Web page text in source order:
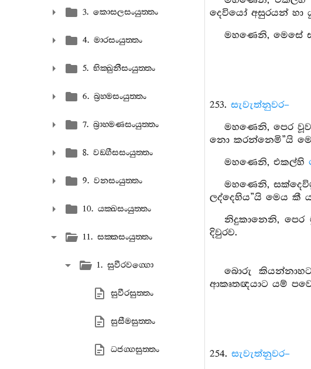
3. කොසලසංයුත‍්තං
4. මාරසංයුත‍්තං
5. භික‍්ඛුනීසංයුත‍්තං
6. බ්‍රහ‍්මසංයුත‍්තං
7. බ්‍රාහ‍්මණසංයුත‍්තං
8. වඞ‍්ගීසසංයුත‍්තං
9. වනසංයුත‍්තං
10. යක‍්ඛසංයුත‍්තං
11. සක‍්කසංයුත‍්තං
1. සුවීරවග‍්ගො
සුවීරසුත‍්තං
සුසීමසුත‍්තං
ධජග‍්ගසුත‍්තං
දෙවියෝ අසුරයන් හා
මහණෙනි, මෙසේ
253. සැවැත්නුවර–
මහණෙනි, පෙර
නො කරන්නෙමි”යි
මහණෙනි, එකල්හි
මහණෙනි,
ලද්දෙහිය”යි මෙය කී
නිදුකානෙනි,
දිවුරව.
බොරු කියන්නාහට
ආකෘතඥයාට යම්
254. සැවැත්නුවර–